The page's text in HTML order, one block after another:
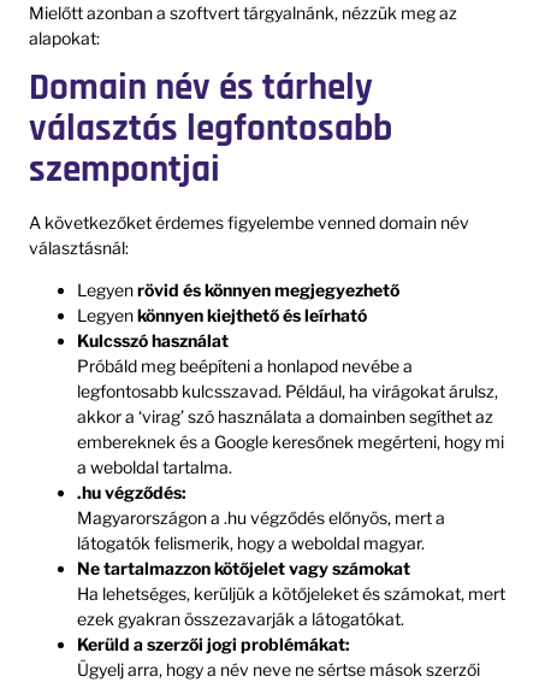
Mielőtt azonban a szoftvert tárgyalnánk, nézzük meg az
alapokat:
Domain név és tárhely
választás legfontosabb
szempontjai
A következőket érdemes figyelembe venned domain név
választásnál:
Legyenrövid és könnyen megjegyezhető
Legyenkönnyen kiejthető és leírható
Kulcsszó használat
Próbáld meg beépíteni a honlapod nevébe a
legfontosabb kulcsszavad. Például, ha virágokat árulsz,
akkor a ‘virag’ szó használata a domainben segíthet az
embereknek és a Google keresőnek megérteni, hogy mi
a weboldal tartalma.
.hu végződés:
Magyarországon a .hu végződés előnyös, mert a
látogatók felismerik, hogy a weboldal magyar.
Ne tartalmazzon kötőjelet vagy számokat
Ha lehetséges, kerüljük a kötőjeleket és számokat, mert
ezek gyakran összezavarják a látogatókat.
Kerüld a szerzői jogi problémákat:
Ügyelj arra, hogy a név neve ne sértse mások szerzői